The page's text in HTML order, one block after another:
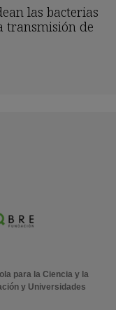
las bacterias
transmisión de
para la Ciencia y la
y Universidades